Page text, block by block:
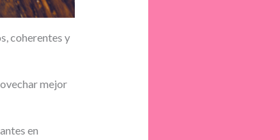
coherentes y
mejor
en